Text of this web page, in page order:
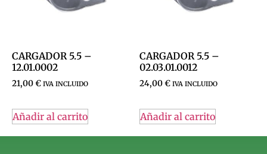
CARGADOR 5.5 –
12.01.0002
21,00€ IVA INCLUIDO
Añadir al carrito
CARGADOR 5.5 –
02.03.01.0012
24,00€ IVA INCLUIDO
Añadir al carrito